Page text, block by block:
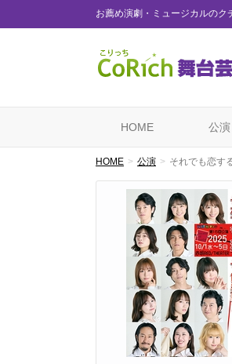
お薦め演劇・ミュージカルのク
HOME 公演
HOME 公演 それでも恋す